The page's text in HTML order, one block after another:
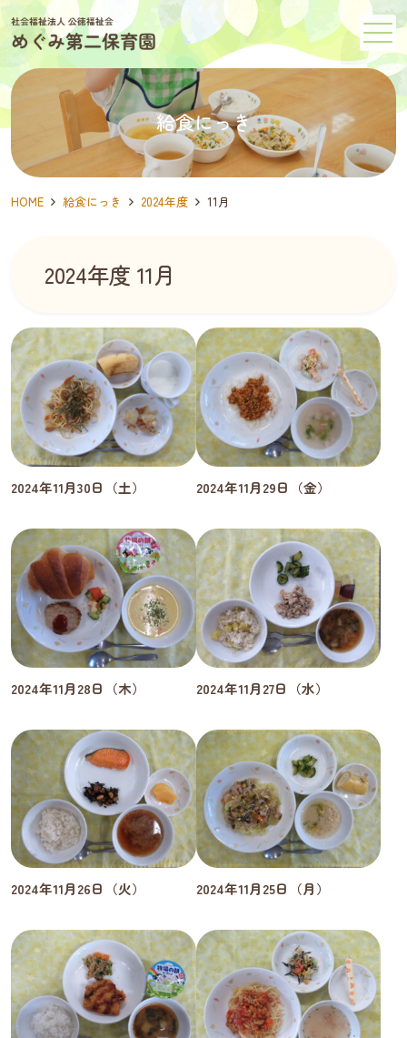
メニュー
給食にっき
HOME 給食にっき 2024年度 11月
2024年度 11月
2024年11月30日（土） 2024年11月29日（金）
2024年11月28日（木） 2024年11月27日（水）
2024年11月26日（火） 2024年11月25日（月）